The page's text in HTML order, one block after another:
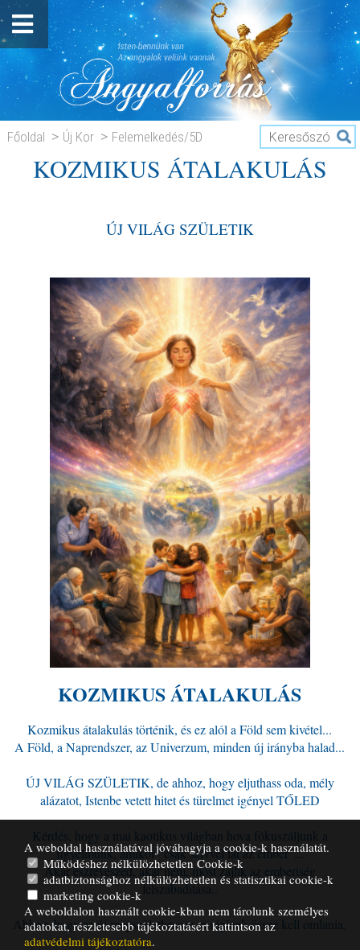
Főoldal Új Kor
Felemelkedés/5D
KOZMIKUS ÁTALAKULÁS
KOZMIKUS ÁTALAKULÁS
ÚJ VILÁG SZÜLETIK
KOZMIKUS ÁTALAKULÁS
Kozmikus átalakulás történik, és ez alól a Föld sem kivétel...
A Föld, a Naprendszer, az Univerzum, minden új irányba halad...
ÚJ VILÁG SZÜLETIK, de ahhoz, hogy eljuthass oda, mély
alázatot, Istenbe vetett hitet és türelmet igényel TŐLED
Kérdés, hogy a mai kaotikus világban hova fókuszáljunk a
figyelmünk, amikor "csak szívvel lát az ember"...
Akár észreveszed, akár nem, most zajlik az emberiség
felszabadítása..
Ahhoz, hogy az új megszülethessen, a réginek össze kell omlania.
A weboldal használatával jóváhagyja a cookie-k használatát.
Működéshez nélkülözhetetlen Cookie-k
adatbiztonsághoz nélkülözhetetlen és statisztikai cookie-k
marketing cookie-k
A weboldalon használt cookie-kban nem tárolunk személyes
adatokat, részletesebb tájékoztatásért kattintson az
adatvédelmi tájékoztatóra.